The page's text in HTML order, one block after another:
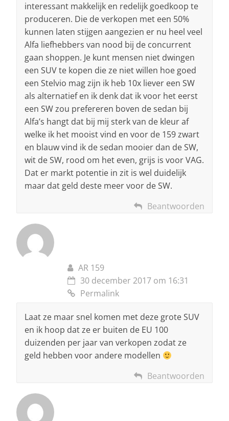
interessant makkelijk en redelijk goedkoop te
produceren. Die de verkopen met een 50%
kunnen laten stijgen aangezien er nu heel veel
Alfa liefhebbers van nood bij de concurrent
gaan shoppen. Je kunt mensen niet dwingen
een SUV te kopen die ze niet willen hoe goed
een Stelvio mag zijn ik heb 10x liever een SW
als alternatief en ik denk dat ik voor het eerst
een SW zou prefereren boven de sedan bij
Alfa’s hangt dat bij mij sterk van de kleur af
welke ik het mooist vind en voor de 159 zwart
en blauw vind ik de sedan mooier dan de SW,
wit de SW, rood om het even, grijs is voor VAG.
Dat er markt potentie in zit is wel duidelijk
maar dat geld deste meer voor de SW.
Beantwoorden
AR 159
30 december 2017 om 16:31
Permalink
Laat ze maar snel komen met deze grote SUV
en ik hoop dat ze er buiten de EU 100
duizenden per jaar van verkopen zodat ze
geld hebben voor andere modellen
Beantwoorden